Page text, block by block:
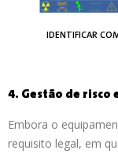
IDENTIFICAR
CLIPESMEDIÇÃO
DETECÇÃO
DETECTAR
4. Gestão de
Embora o
requisito legal, em